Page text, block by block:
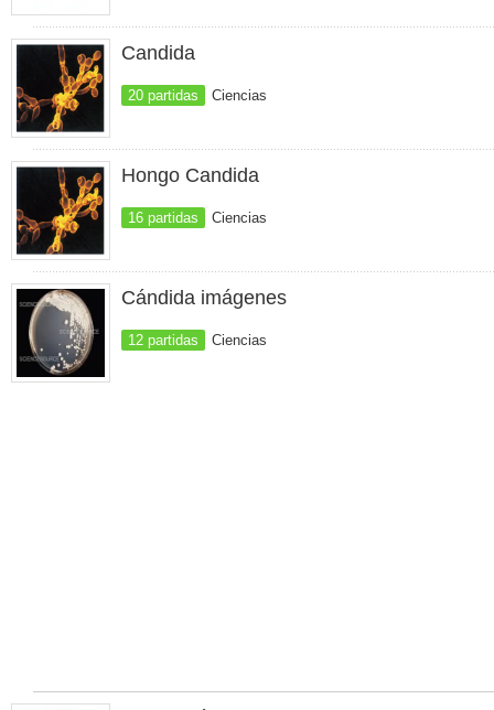
Candida
20 partidas Ciencias
Hongo Candida
16 partidas Ciencias
Cándida imágenes
12 partidas Ciencias